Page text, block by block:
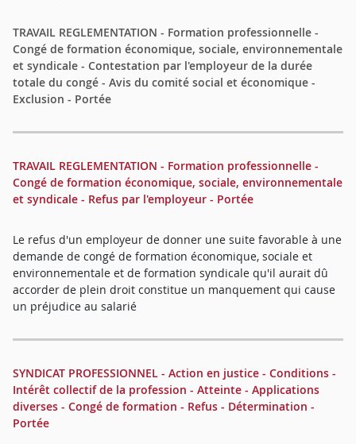
TRAVAIL REGLEMENTATION - Formation professionnelle -
Congé de formation économique, sociale, environnementale
et syndicale - Contestation par l'employeur de la durée
totale du congé - Avis du comité social et économique -
Exclusion - Portée
TRAVAIL REGLEMENTATION - Formation professionnelle -
Congé de formation économique, sociale, environnementale
et syndicale - Refus par l'employeur - Portée
Le refus d'un employeur de donner une suite favorable à une
demande de congé de formation économique, sociale et
environnementale et de formation syndicale qu'il aurait dû
accorder de plein droit constitue un manquement qui cause
un préjudice au salarié
SYNDICAT PROFESSIONNEL - Action en justice - Conditions -
Intérêt collectif de la profession - Atteinte - Applications
diverses - Congé de formation - Refus - Détermination -
Portée